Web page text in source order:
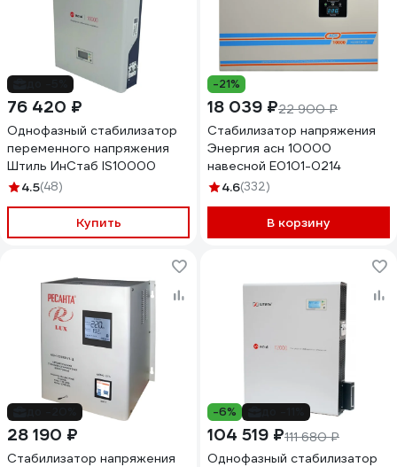
76 420 ₽
Однофазный стабилизатор
переменного напряжения
Штиль ИнСтаб IS10000
4.5(48)
Купить
-21%
18 039 ₽22 900 ₽
Стабилизатор напряжения
Энергия асн 10000
навесной Е0101-0214
4.6(332)
В корзину
28 190 ₽
Стабилизатор напряжения
-6%
104 519 ₽111 680 ₽
Однофазный стабилизатор